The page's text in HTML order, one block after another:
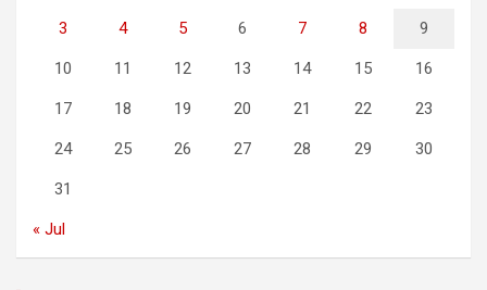
3 4 5 6 7 8 9
10 11 12 13 14 15 16
17 18 19 20 21 22 23
24 25 26 27 28 29 30
31
« Jul